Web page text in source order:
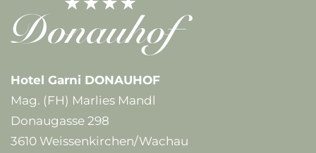
Hotel Garni DONAUHOF
Mag. (FH) Marlies Mandl
Donaugasse 298
3610 Weissenkirchen/Wachau